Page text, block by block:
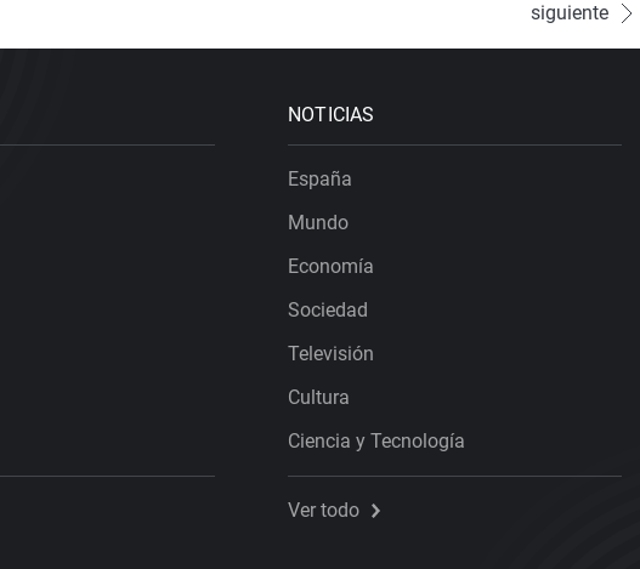
siguiente
NOTICIAS
España
Mundo
Economía
Sociedad
Televisión
Cultura
Ciencia y Tecnología
Ver todo